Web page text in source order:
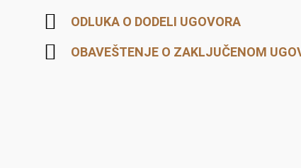
ODLUKA O DODELI UGOVORA
OBAVEŠTENJE O ZAKLJUČENOM